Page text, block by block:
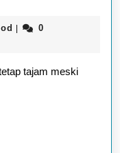
Lesa 0
tajam meski